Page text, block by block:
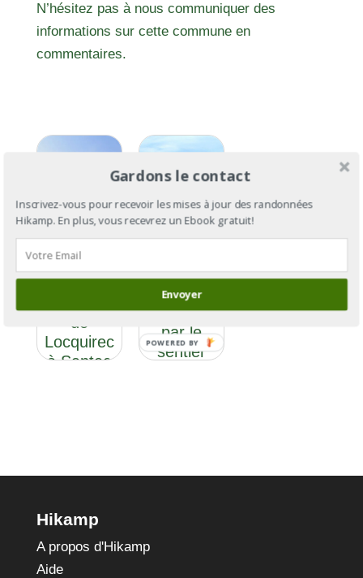
N’hésitez pas à nous communiquer des
informations sur cette commune en
commentaires.
GR®34
de
Locquirec
à Santec
le tour de
la
Bretagne
par le
sentier
Hikamp
A propos d'Hikamp
Aide
Gardons le contact
Inscrivez-vous pour recevoir les mises à jour des randonnées
Hikamp. En plus, vous recevrez un Ebook gratuit!
Envoyer
POWERED BY